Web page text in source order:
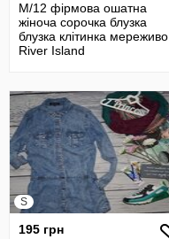
М/12 фірмова ошатна
жіноча сорочка блузка
блузка клітинка мереживо
River Island
S
195 грн